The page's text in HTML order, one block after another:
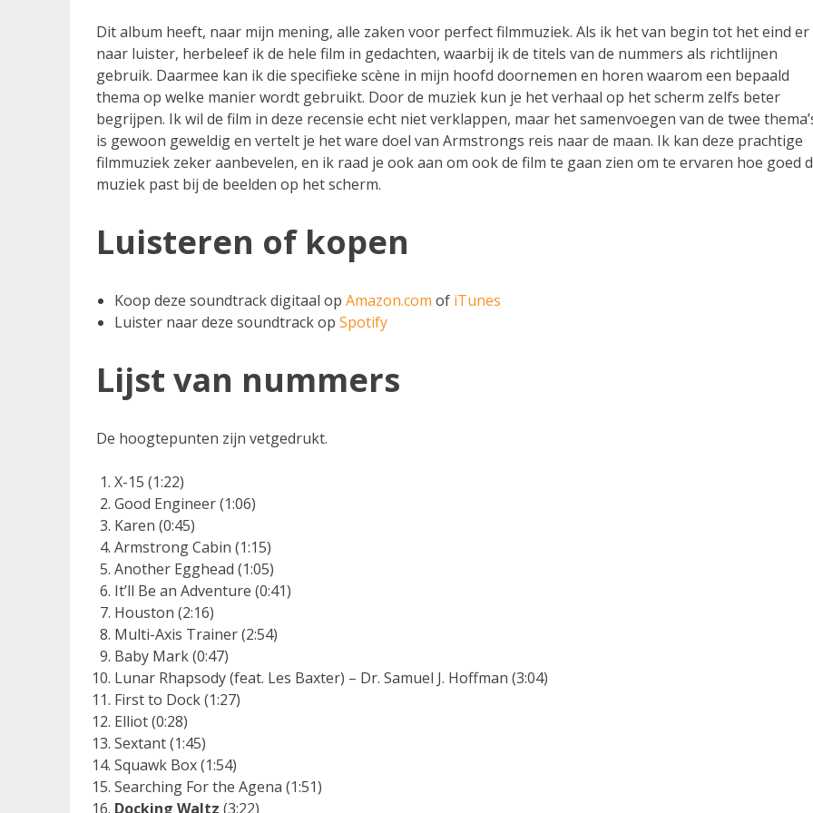
Dit album heeft, naar mijn mening, alle zaken voor perfect filmmuziek. Als ik het van begin tot het eind er
naar luister, herbeleef ik de hele film in gedachten, waarbij ik de titels van de nummers als richtlijnen
gebruik. Daarmee kan ik die specifieke scène in mijn hoofd doornemen en horen waarom een bepaald
thema op welke manier wordt gebruikt. Door de muziek kun je het verhaal op het scherm zelfs beter
begrijpen. Ik wil de film in deze recensie echt niet verklappen, maar het samenvoegen van de twee
is gewoon geweldig en vertelt je het ware doel van Armstrongs reis naar de maan. Ik kan deze prachtige
filmmuziek zeker aanbevelen, en ik raad je ook aan om ook de film te gaan zien om te ervaren hoe goed
muziek past bij de beelden op het scherm.
Luisteren of kopen
Koop deze soundtrack digitaal op Amazon.com of iTunes
Luister naar deze soundtrack op Spotify
Lijst van nummers
De hoogtepunten zijn vetgedrukt.
X-15 (1:22)
Good Engineer (1:06)
Karen (0:45)
Armstrong Cabin (1:15)
Another Egghead (1:05)
It’ll Be an Adventure (0:41)
Houston (2:16)
Multi-Axis Trainer (2:54)
Baby Mark (0:47)
Lunar Rhapsody (feat. Les Baxter) – Dr. Samuel J. Hoffman (3:04)
First to Dock (1:27)
Elliot (0:28)
Sextant (1:45)
Squawk Box (1:54)
Searching For the Agena (1:51)
Docking Waltz (3:22)